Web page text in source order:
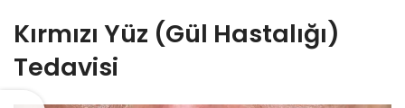
Kırmızı Yüz (Gül Hastalığı)
Tedavisi